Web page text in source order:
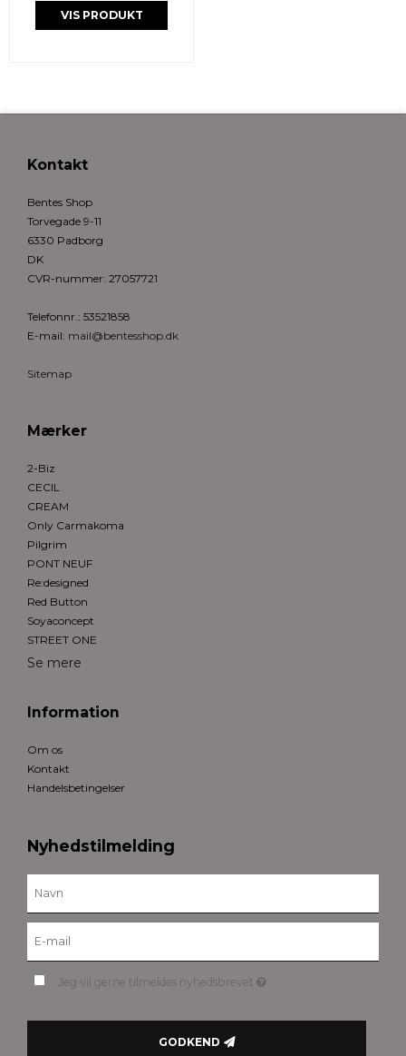
VIS PRODUKT
Kontakt
Bentes Shop
Torvegade 9-11
6330 Padborg
DK
CVR-nummer: 27057721
Telefonnr.: 53521858
E-mail: mail@bentesshop.dk
Sitemap
Mærker
2-Biz
CECIL
CREAM
Only Carmakoma
Pilgrim
PONT NEUF
Re:designed
Red Button
Soyaconcept
STREET ONE
Se mere
Information
Om os
Kontakt
Handelsbetingelser
Nyhedstilmelding
Jeg vil gerne tilmeldes nyhedsbrevet
GODKEND